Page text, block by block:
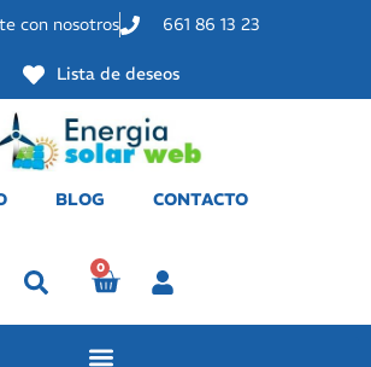
con nosotros 661 86 13 23
Lista de deseos
BLOG CONTACTO
0